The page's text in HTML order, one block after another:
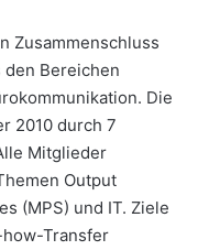
Zusammenschluss
Bereichen
Die
2010 durch 7
Mitglieder
Output
(MPS) und IT. Ziele
Transfer